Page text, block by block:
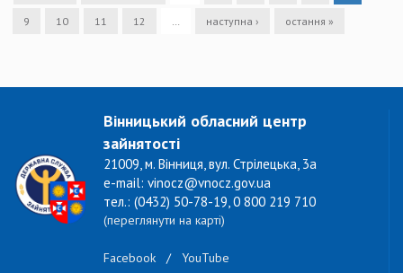
9 10 11 12 … наступна › остання »
Вінницький обласний центр
зайнятості
21009, м. Вінниця, вул. Стрілецька, 3а
e-mail: vinocz@vnocz.gov.ua
тел.: (0432) 50-78-19, 0 800 219 710
(переглянути на карті)
Facebook / YouTube